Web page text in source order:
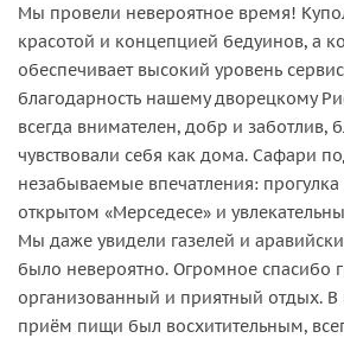
Мы провели невероятное время!
красотой и концепцией бедуинов, а
обеспечивает высокий уровень
благодарность нашему дворецкому
всегда внимателен, добр и заботлив,
чувствовали себя как дома. Сафари
незабываемые впечатления:
открытом «Мерседесе» и
Мы даже увидели газелей и
было невероятно. Огромное спасибо
организованный и приятный отдых.
приём пищи был восхитительным,